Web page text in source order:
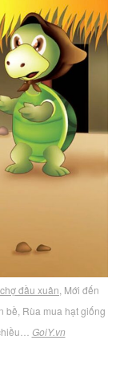
đầu xuân , Mới đến
bề, Rùa mua hạt giống
GoiY.vn